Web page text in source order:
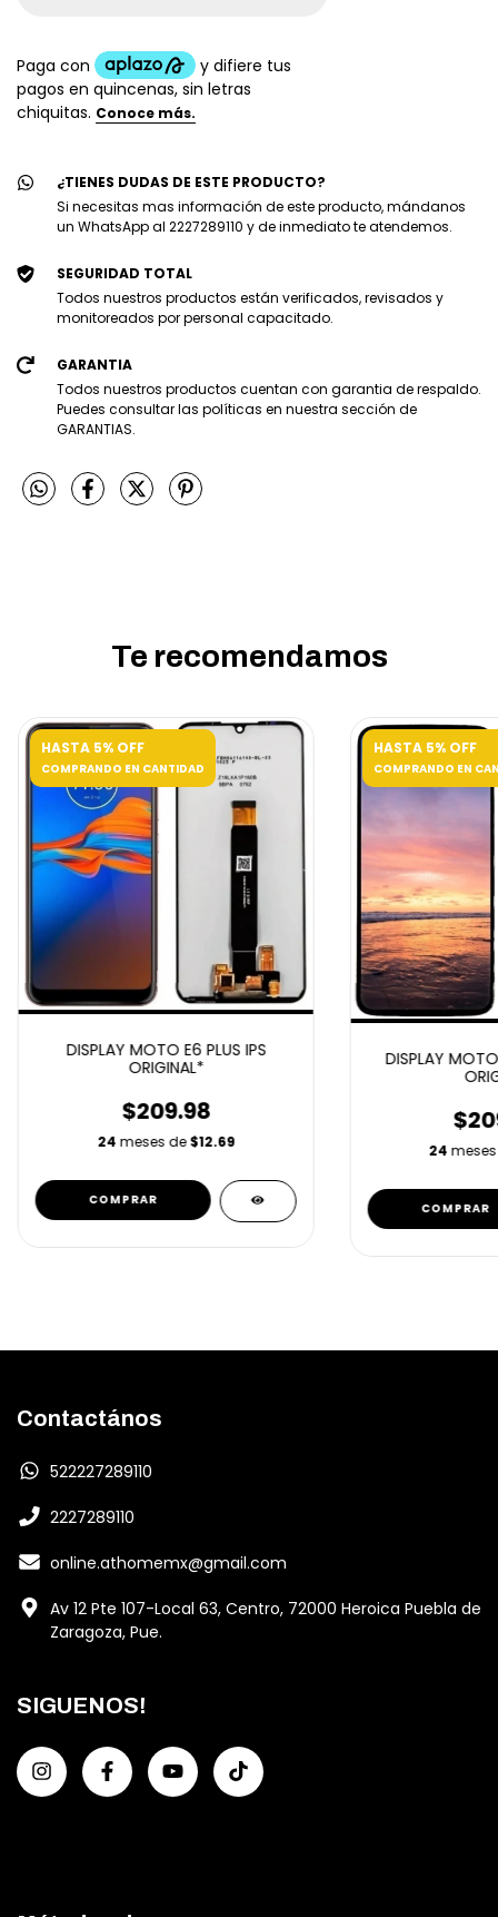
¿TIENES DUDAS DE ESTE PRODUCTO?
Si necesitas mas información de este producto, mándanos
un WhatsApp al 2227289110 y de inmediato te atendemos.
SEGURIDAD TOTAL
Todos nuestros productos están verificados, revisados y
monitoreados por personal capacitado.
GARANTIA
Todos nuestros productos cuentan con garantia de respaldo.
Puedes consultar las políticas en nuestra sección de
GARANTIAS.
Te recomendamos
HASTA 5% OFF
COMPRANDO EN CANTIDAD
DISPLAY MOTO E6 PLUS IPS
ORIGINAL*
$209.98
24 meses de$12.69
HASTA 5% OFF
COMPRANDO EN
DISPLAY
24
Contactános
522227289110
2227289110
online.athomemx@gmail.com
Av 12 Pte 107-Local 63, Centro, 72000 Heroica Puebla de
Zaragoza, Pue.
SIGUENOS!